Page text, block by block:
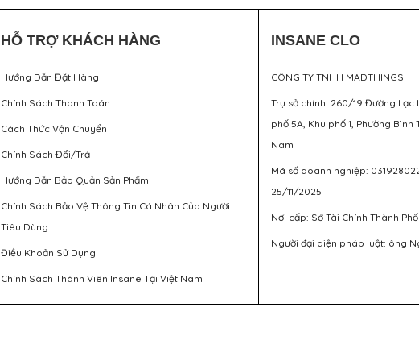
HỖ TRỢ KHÁCH HÀNG
Hướng Dẫn Đặt Hàng
Chính Sách Thanh Toán
Cách Thức Vận Chuyển
Chính Sách Đổi/Trả
Hướng Dẫn Bảo Quản Sản Phẩm
Chính Sách Bảo Vệ Thông Tin Cá Nhân Của Người
Tiêu Dùng
Điều Khoản Sử Dụng
Chính Sách Thành Viên Insane Tại Việt Nam
INSANE CLO
CÔNG TY TNHH MADTHINGS
Trụ sở chính: 260/19 Đường Lạc
phố 5A, Khu phố 1, Phường Bình
Nam
Mã số doanh nghiệp:
25/11/2025
Nơi cấp: Sở Tài Chính Thành
Người đại diện pháp luật: ông